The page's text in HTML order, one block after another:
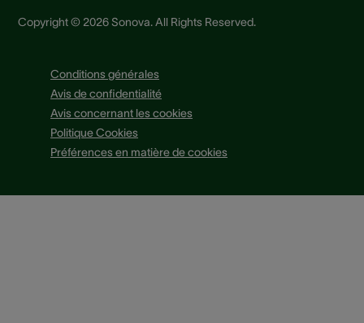
Copyright © 2026 Sonova. All Rights Reserved.
Conditions générales
Avis de confidentialité
Avis concernant les cookies
Politique Cookies
Préférences en matière de cookies